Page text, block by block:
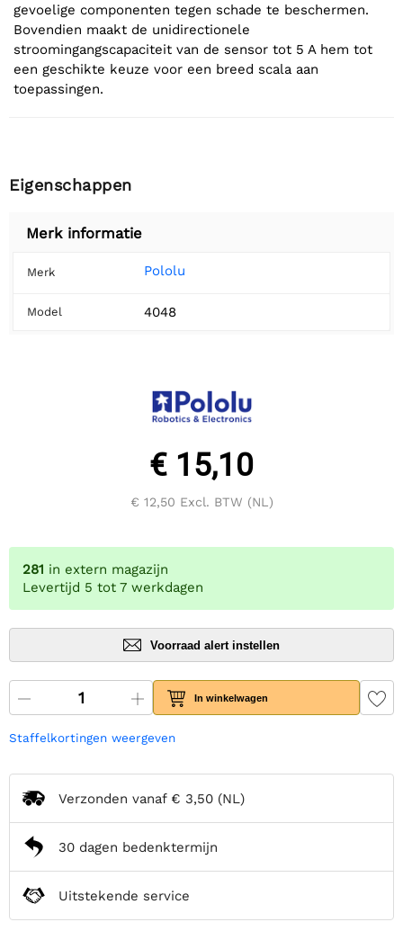
gevoelige componenten tegen schade te beschermen.
Bovendien maakt de unidirectionele
stroomingangscapaciteit van de sensor tot 5 A hem tot
een geschikte keuze voor een breed scala aan
toepassingen.
Eigenschappen
Merk informatie
Merk Pololu
Model 4048
€ 15,10
€ 12,50 Excl. BTW (NL)
281 in extern magazijn
Levertijd 5 tot 7 werkdagen
Voorraad alert instellen
In winkelwagen
Staffelkortingen weergeven
Verzonden vanaf € 3,50 (NL)
30 dagen bedenktermijn
Uitstekende service